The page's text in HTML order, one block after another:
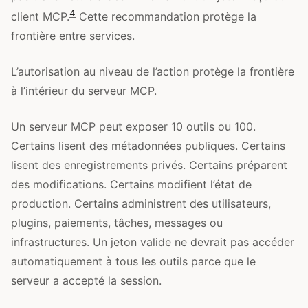
client MCP.4 Cette recommandation protège la
frontière entre services.
L’autorisation au niveau de l’action protège la frontière
à l’intérieur du serveur MCP.
Un serveur MCP peut exposer 10 outils ou 100.
Certains lisent des métadonnées publiques. Certains
lisent des enregistrements privés. Certains préparent
des modifications. Certains modifient l’état de
production. Certains administrent des utilisateurs,
plugins, paiements, tâches, messages ou
infrastructures. Un jeton valide ne devrait pas accéder
automatiquement à tous les outils parce que le
serveur a accepté la session.